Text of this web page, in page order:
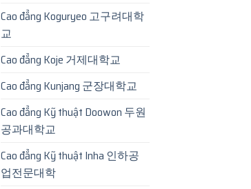
Cao đẳng Koguryeo 고구려대학
교
Cao đẳng Koje 거제대학교
Cao đẳng Kunjang 군장대학교
Cao đẳng Kỹ thuật Doowon 두원
공과대학교
Cao đẳng Kỹ thuật Inha 인하공
업전문대학